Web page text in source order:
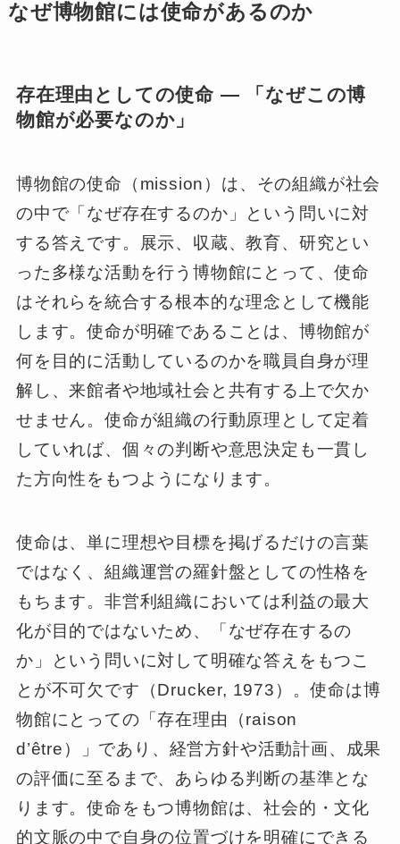
なぜ博物館には使命があるのか
存在理由としての使命 ― 「なぜこの博
物館が必要なのか」
博物館の使命（mission）は、その組織が社会
の中で「なぜ存在するのか」という問いに対
する答えです。展示、収蔵、教育、研究とい
った多様な活動を行う博物館にとって、使命
はそれらを統合する根本的な理念として機能
します。使命が明確であることは、博物館が
何を目的に活動しているのかを職員自身が理
解し、来館者や地域社会と共有する上で欠か
せません。使命が組織の行動原理として定着
していれば、個々の判断や意思決定も一貫し
た方向性をもつようになります。
使命は、単に理想や目標を掲げるだけの言葉
ではなく、組織運営の羅針盤としての性格を
もちます。非営利組織においては利益の最大
化が目的ではないため、「なぜ存在するの
か」という問いに対して明確な答えをもつこ
とが不可欠です（Drucker, 1973）。使命は博
物館にとっての「存在理由（raison
d’être）」であり、経営方針や活動計画、成果
の評価に至るまで、あらゆる判断の基準とな
ります。使命をもつ博物館は、社会的・文化
的文脈の中で自身の位置づけを明確にできる